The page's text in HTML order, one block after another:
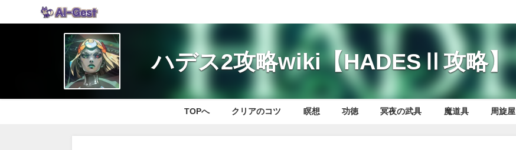
ハデス2攻略wiki【HADESⅡ攻略】
TOPへ クリアのコツ 瞑想 功徳 冥夜の武具 魔道具 周旋屋